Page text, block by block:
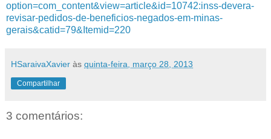
option=com_content&view=article&id=10742:inss-devera-
revisar-pedidos-de-beneficios-negados-em-minas-
gerais&catid=79&Itemid=220
HSaraivaXavier às quinta-feira, março 28, 2013
Compartilhar
3 comentários: